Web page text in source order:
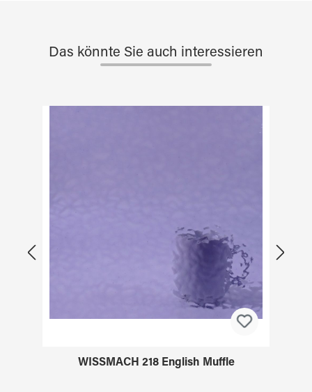
Das könnte Sie auch interessieren
WISSMACH 218 English Muffle